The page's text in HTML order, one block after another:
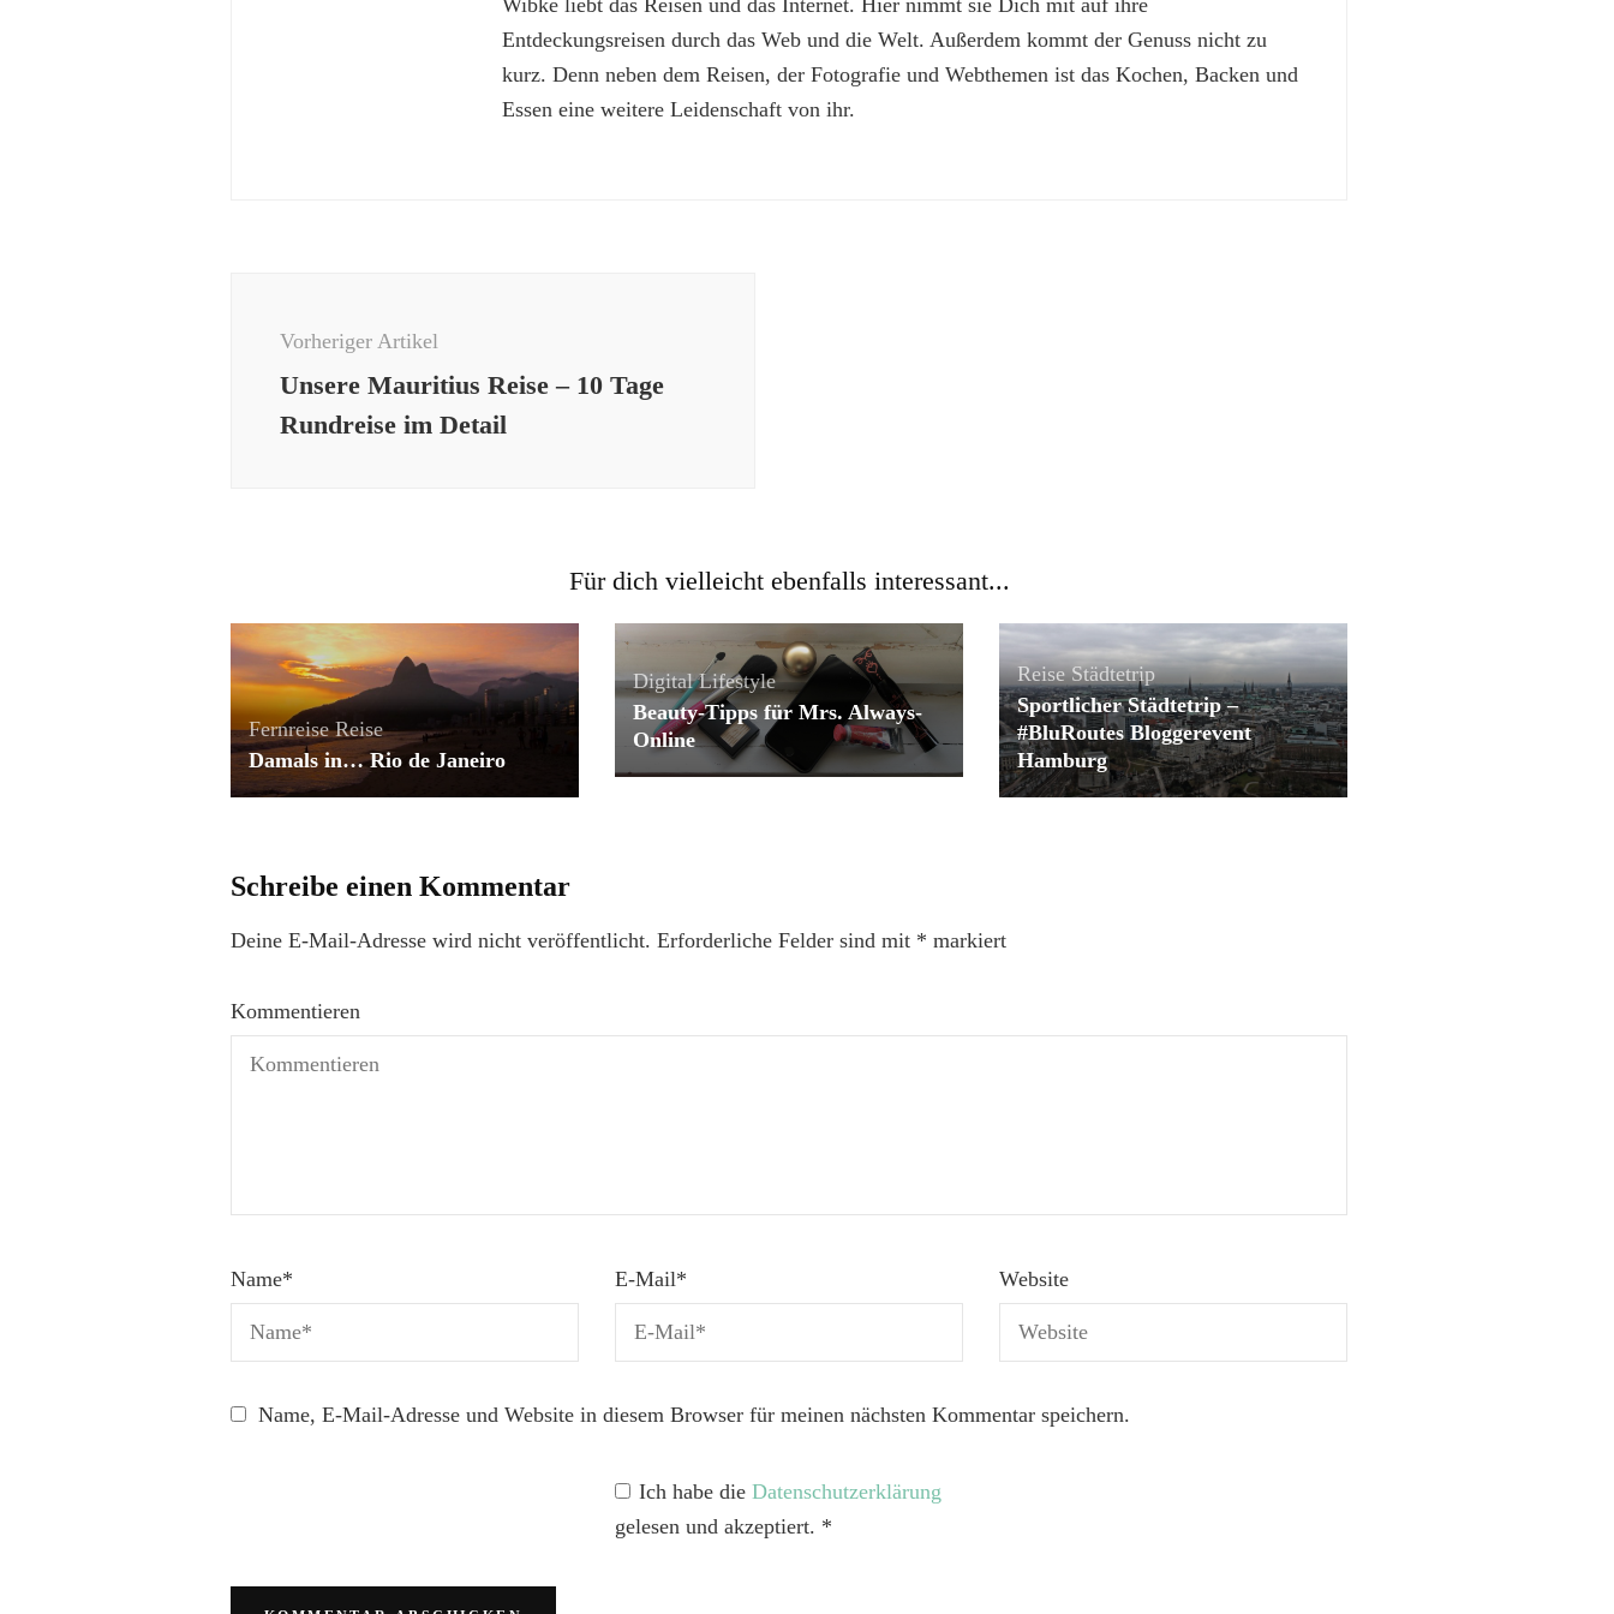
Wibke liebt das Reisen und das Internet. Hier nimmt sie Dich mit auf ihre
Entdeckungsreisen durch das Web und die Welt. Außerdem kommt der Genuss nicht zu
kurz. Denn neben dem Reisen, der Fotografie und Webthemen ist das Kochen, Backen und
Essen eine weitere Leidenschaft von ihr.
Vorheriger Artikel
Unsere Mauritius Reise – 10 Tage
Rundreise im Detail
Für dich vielleicht ebenfalls interessant...
Fernreise Reise
Damals in… Rio de Janeiro
Digital Lifestyle
Beauty-Tipps für Mrs. Always-
Online
Reise Städtetrip
Sportlicher Städtetrip –
#BluRoutes Bloggerevent
Hamburg
Schreibe einen Kommentar
Deine E-Mail-Adresse wird nicht veröffentlicht. Erforderliche Felder sind mit * markiert
Kommentieren
Name* E-Mail* Website
Name, E-Mail-Adresse und Website in diesem Browser für meinen nächsten Kommentar speichern.
Ich habe die Datenschutzerklärung
gelesen und akzeptiert. *